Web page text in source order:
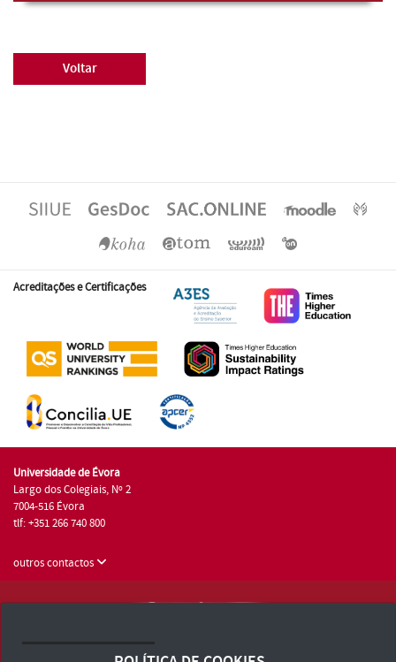
Voltar
Acreditações e Certificações
Universidade de Évora
Largo dos Colegiais, Nº 2
7004-516 Évora
tlf: +351 266 740 800
outros contactos
Consulte os Termos e Condições e Política de Privacidade